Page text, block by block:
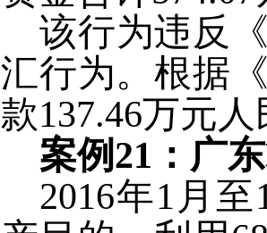
该行为违反
汇行为。根据
款137.46万元人
案例21 ：广
2016年1 月至